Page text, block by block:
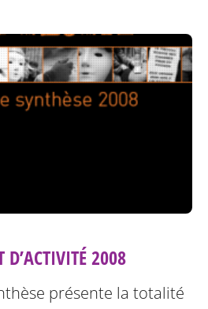
D’ACTIVITÉ 2008
présente la totalité